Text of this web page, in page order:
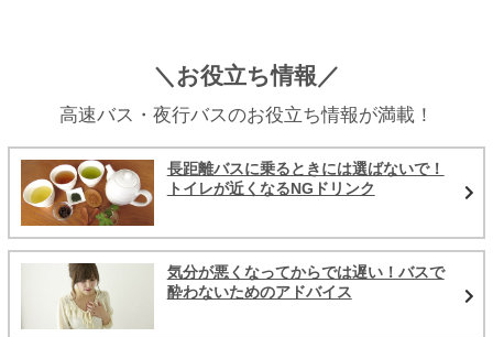
＼お役立ち情報／
高速バス・夜行バスのお役立ち情報が満載！
長距離バスに乗るときには選ばないで！
トイレが近くなるNGドリンク
気分が悪くなってからでは遅い！バスで
酔わないためのアドバイス